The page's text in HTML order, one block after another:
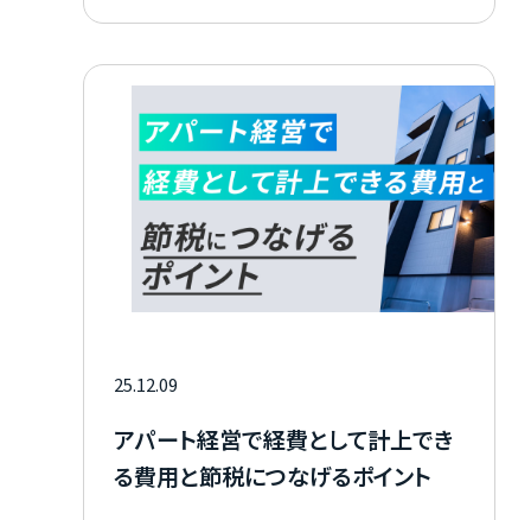
築アパートのメリット・デメリット、そして成功
っている方は、ぜひ参考にしてください。
25.12.09
アパート経営で経費として計上でき
る費用と節税につなげるポイント